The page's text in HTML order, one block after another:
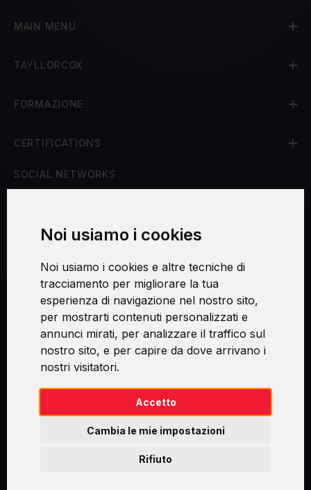
Noi usiamo i cookies
Noi usiamo i cookies e altre tecniche di
tracciamento per migliorare la tua
esperienza di navigazione nel nostro sito,
per mostrarti contenuti personalizzati e
annunci mirati, per analizzare il traffico sul
nostro sito, e per capire da dove arrivano i
nostri visitatori.
Accetto
Rifiuto
Cambia le mie impostazioni
MAIN MENU
TAYLLORCOX
FORMAZIONE
CERTIFICATIONS
SOCIAL NETWORKS
Procedura di reclamo
Consenso al trattamento dei dati personali
Sicurezza e privacy
Swirl logoTM je ochranná známka společnosti AXELOS Limited. ITIL®
je registrovanou ochrannou známkou AXELOS Limited. PRINCE2® je
registrovanou ochrannou známkou AXELOS Limited. MSP® je
registrovanou ochrannou známkou AXELOS Limited & TAYLLORCOX
trade mark of AXELOS Limited. Copyright© AXELOS Limited 2009.